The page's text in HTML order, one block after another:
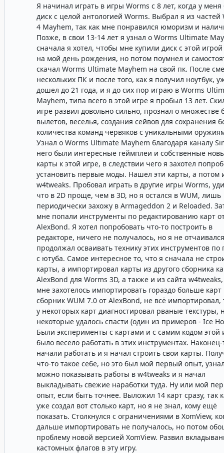
Я начинал играть в игры Worms с 8 лет, когда у
диск с целой антологией Worms. Выбрал я из частей
4 Mayhem, так как мне понравился юморизм и
Позже, в свои 13-14 лет я узнал о Worms Ultimate
сначала я хотел, чтобы мне купили диск с этой
на мой день рождения, но потом поумнел и
скачал Worms Ultimate Mayhem на свой пк. После
нескольких ПК и после того, как я получил ноутбук,
дошел до 21 года, и я до сих пор играю в Worms
Mayhem, типа всего в этой игре я пробыл 13 лет.
игре развил довольно сильно, прознал о множестве
вылетов, веселья, создания сейвов для сохранения
количества команд червяков с уникальными
Узнал о Worms Ultimate Mayhem благодаря каналу
него были интересные геймплеи и собственные
карты к этой игре, в следствии чего я захотел
установить первые моды. Нашел эти карты, а потом
w4tweaks. Пробовал играть в другие игры Worms,
что в 2D проще, чем в 3D, но я остался в WUM, лишь
периодически захожу в Armageddon 2 и Reloaded.
мне попали инструменты по редактированию карт
AlexBond. Я хотел попробовать что-то построить в
редакторе, ничего не получалось, но я не
продолжал осваивать технику этих инструментов по
с ютуба. Самое интересное то, что я сначала не
карты, а импортировал карты из другого сборника
AlexBond для Worms 3D, а также и из сайта w4tweaks,
мне захотелось импортировать гораздо больше карт
сборник WUM 7.0 от AlexBond, не всё импортировал,
у некоторых карт диагностировал рваные текстуры,
некоторые удалось спасти (один из примеров - Ice
Были эксперименты с картами и с самим кодом этой
было весело работать в этих инструментах. Наконец-
начали работать и я начал строить свои карты.
что-то такое себе, но это был мой первый опыт,
можно показывать работы в w4tweaks и я начал
выкладывать свежие наработки туда. Ну или мой
опыт, если быть точнее. Выложил 14 карт сразу, так
уже создал вот столько карт, но я не знал, кому ещё
показать. Столкнулся с ограничениями в XomView,
дальше импортировать не получалось, но потом
проблему новой версией XomView. Развил
кастомных флагов в эту игру.